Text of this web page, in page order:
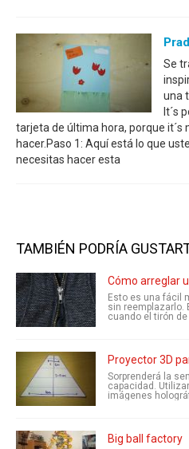
Se
una
It´s
tarjeta de última hora, porque it´s
hacer.Paso 1: Aquí está lo que
necesitas hacer esta
TAMBIÉN PODRÍA
Cómo arreglar
Esto es una fácil
sin reemplazarlo.
cuando el tirón de
Proyector 3D
Sorprenderá la
capacidad.
imágenes
Big ball factory